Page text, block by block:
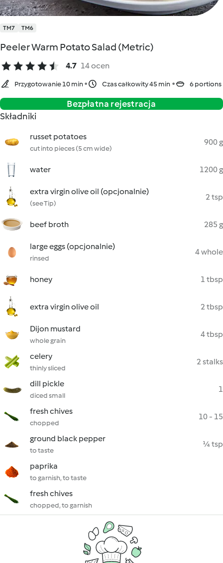
TM7 TM6
Peeler Warm Potato Salad (Metric)
4.7 14 ocen
Przygotowanie 10 min Czas całkowity 45 min 6 portions
Bezpłatna rejestracja
Składniki
russet potatoes
cut into pieces (5 cm wide)
900 g
water 1200 g
extra virgin olive oil (opcjonalnie)
(see Tip)
2 tsp
beef broth 285 g
large eggs (opcjonalnie)
rinsed
4 whole
honey 1 tbsp
extra virgin olive oil 2 tbsp
Dijon mustard
whole grain
4 tbsp
celery
thinly sliced
2 stalks
dill pickle
diced small
1
fresh chives
chopped
10 - 15
ground black pepper
to taste
¼ tsp
paprika
to garnish, to taste
fresh chives
chopped, to garnish